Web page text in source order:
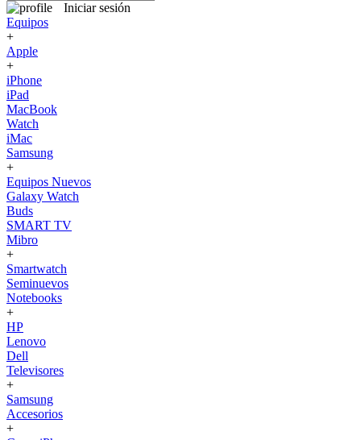
Iniciar sesión
Equipos
+
Apple
+
iPhone
iPad
MacBook
Watch
iMac
Samsung
+
Equipos Nuevos
Galaxy Watch
Buds
SMART TV
Mibro
+
Smartwatch
Seminuevos
Notebooks
+
HP
Lenovo
Dell
Televisores
+
Samsung
Accesorios
+